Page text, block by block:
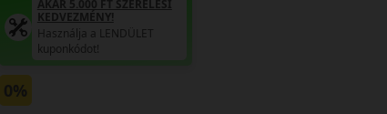
AKÁR 5.000 FT SZERELÉSI
KEDVEZMÉNY!
Használja a LENDÜLET
kuponkódot!
0%